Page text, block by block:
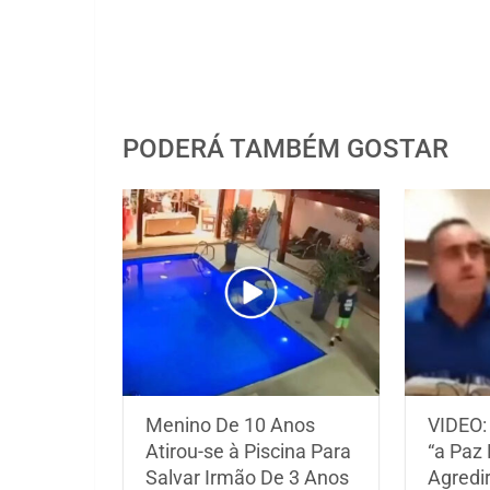
PODERÁ TAMBÉM GOSTAR
Menino De 10 Anos
Atirou-se à Piscina Para
Salvar Irmão De 3 Anos
“a Paz